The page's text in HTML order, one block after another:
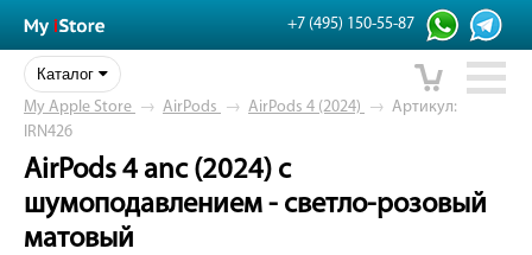
+7 (495) 150-55-87
Каталог
My Apple Store → AirPods → AirPods 4 (2024) → Артикул:
IRN426
AirPods 4 anc (2024) с
шумоподавлением - светло-розовый
матовый